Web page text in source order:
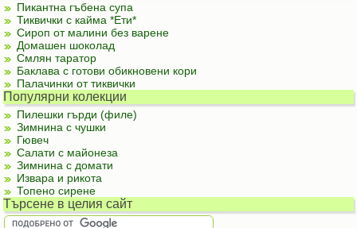
Пикантна гъбена супа
Тиквички с кайма *Ети*
Сироп от малини без варене
Домашен шоколад
Смлян таратор
Баклава с готови обикновени кори
Палачинки от тиквички
Популярни колекции
Пилешки гърди (филе)
Зимнина с чушки
Гювеч
Салати с майонеза
Зимнина с домати
Извара и рикота
Топено сирене
Търсене в целия сайт